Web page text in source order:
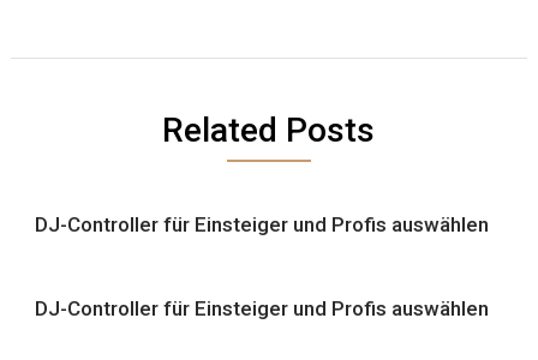
Related Posts
DJ-Controller für Einsteiger und Profis auswählen
DJ-Controller für Einsteiger und Profis auswählen